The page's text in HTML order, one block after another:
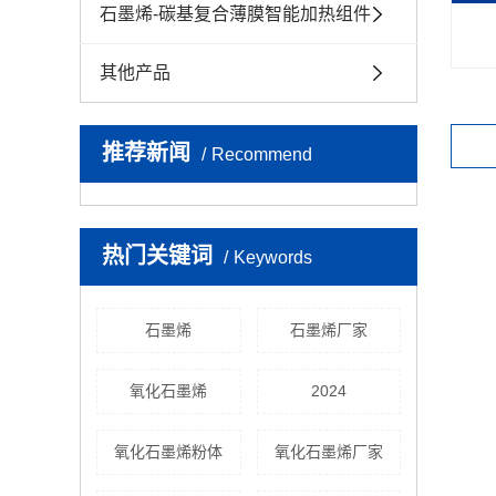
石墨烯-碳基复合薄膜智能加热组件
其他产品
推荐新闻 Recommend
热门关键词 Keywords
石墨烯 石墨烯厂家
氧化石墨烯 2024
氧化石墨烯粉体 氧化石墨烯厂家